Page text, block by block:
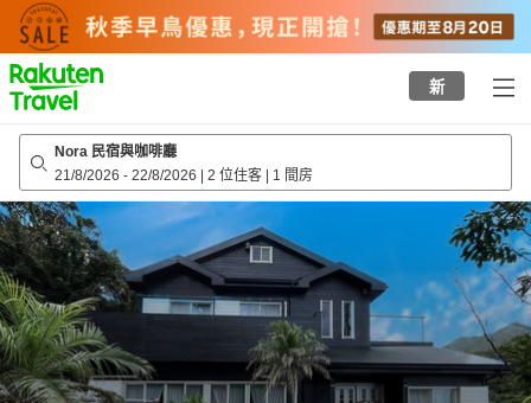
to
top
page
新
Nora 民宿與咖啡廳
21/8/2026 - 22/8/2026 | 2 位住客 | 1 間房